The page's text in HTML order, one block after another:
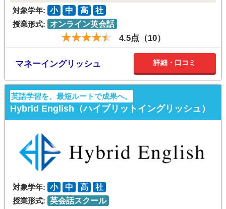
対象学年: 小 中 高
社
授業形式:
オンライン英会話
4.5点（10）
マネーイングリッシュ 詳細・口コミ
英語学習を、最短ルートで成果へ。
Hybrid English（ハイブリットイングリッシュ）
対象学年: 小 中 高
社
授業形式: 英会話スクール